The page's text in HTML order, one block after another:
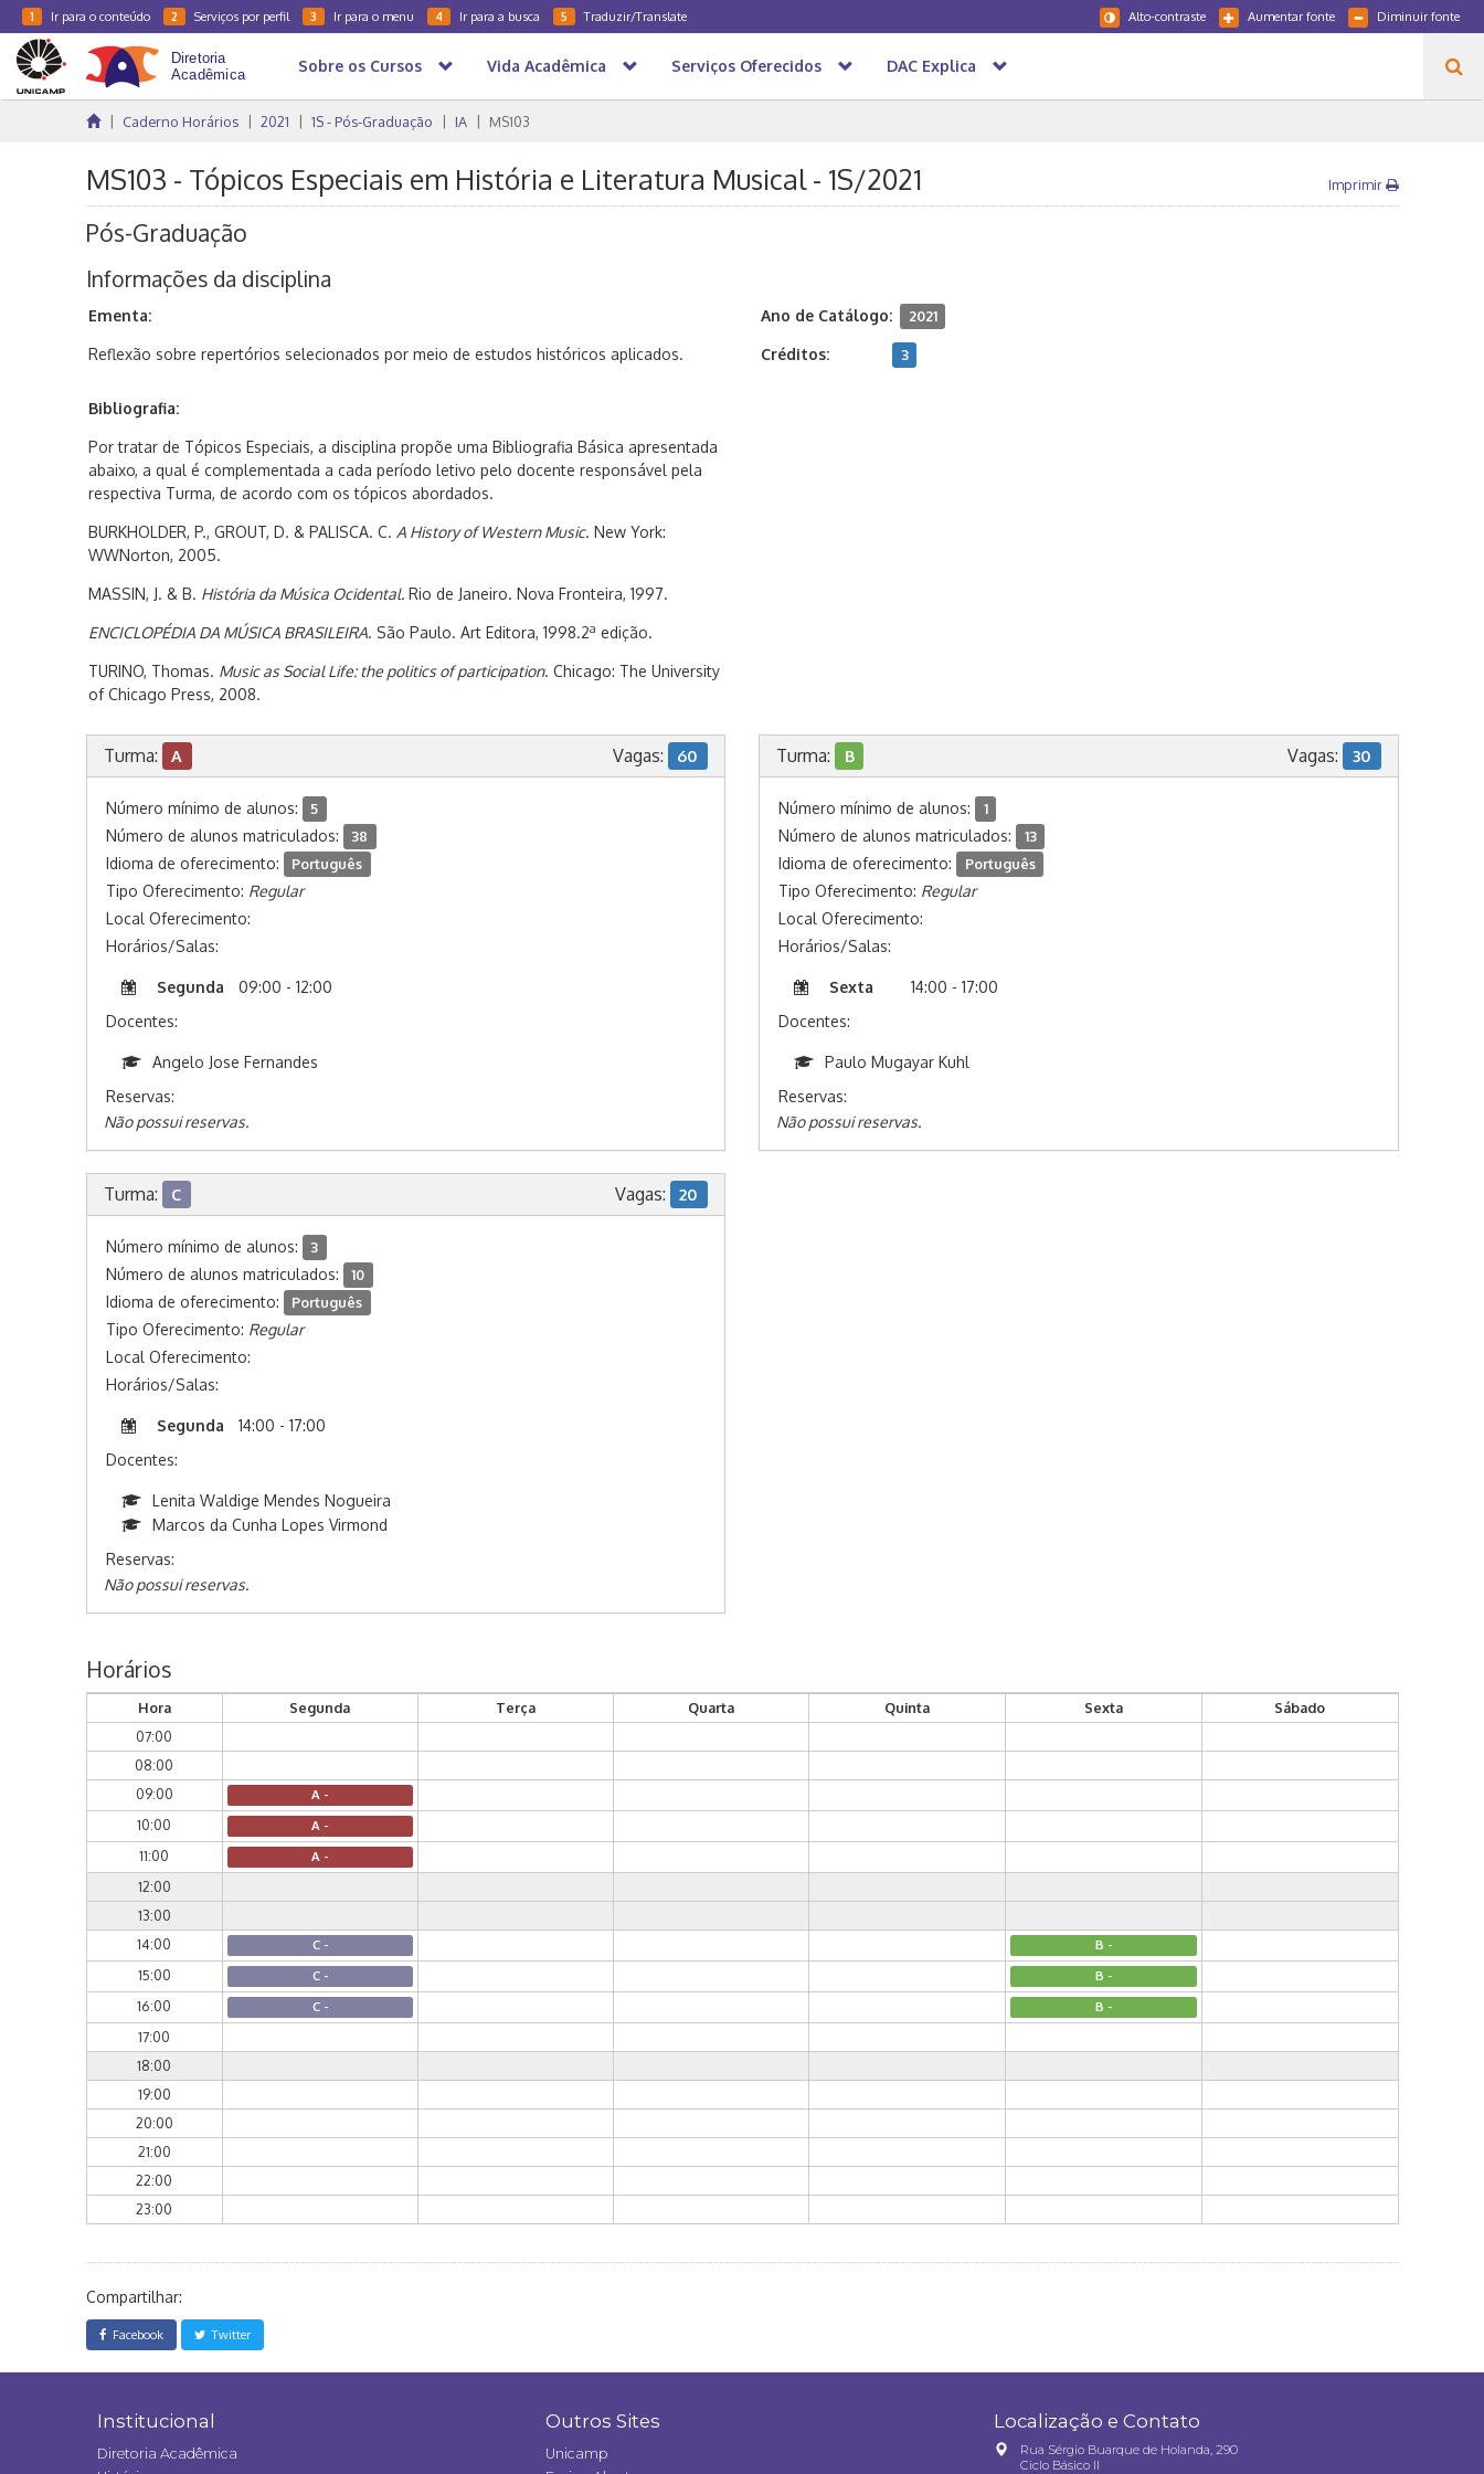
1 Ir para o conteúdo 2 Serviços por perfil 3 Ir para o menu 4 Ir para a busca 5 Traduzir/Translate Diminuir fonte
Aumentar fonte
Alto-contraste
Sobre os Cursos Vida Acadêmica Serviços Oferecidos DAC Explica
Caderno Horários 2021 1S - Pós-Graduação IA MS103
MS103 - Tópicos Especiais em História e Literatura Musical - 1S/2021 Imprimir
Pós-Graduação
Informações da disciplina
Ementa:
Reflexão sobre repertórios selecionados por meio de estudos históricos aplicados.
Bibliografia:
Por tratar de Tópicos Especiais, a disciplina propõe uma Bibliografia Básica apresentada
abaixo, a qual é complementada a cada período letivo pelo docente responsável pela
respectiva Turma, de acordo com os tópicos abordados.
BURKHOLDER, P., GROUT, D. & PALISCA. C. A History of Western Music. New York:
WWNorton, 2005.
MASSIN, J. & B. História da Música Ocidental.Rio de Janeiro. Nova Fronteira, 1997.
ENCICLOPÉDIA DA MÚSICA BRASILEIRA. São Paulo. Art Editora, 1998.2a edição.
TURINO, Thomas. Music as Social Life: the politics of participation. Chicago: The University
of Chicago Press, 2008.
Ano de Catálogo: 2021
Créditos: 3
Turma: A Vagas: 60
Número mínimo de alunos: 5
Número de alunos matriculados: 38
Idioma de oferecimento: Português
Tipo Oferecimento: Regular
Local Oferecimento:
Horários/Salas:
Segunda
09:00 - 12:00
Docentes:
Angelo Jose Fernandes
Reservas:
Não possui reservas.
Turma: B Vagas: 30
Número mínimo de alunos: 1
Número de alunos matriculados: 13
Idioma de oferecimento: Português
Tipo Oferecimento: Regular
Local Oferecimento:
Horários/Salas:
Sexta
14:00 - 17:00
Docentes:
Paulo Mugayar Kuhl
Reservas:
Não possui reservas.
Turma: C Vagas: 20
Número mínimo de alunos: 3
Número de alunos matriculados: 10
Idioma de oferecimento: Português
Tipo Oferecimento: Regular
Local Oferecimento:
Horários/Salas:
Segunda
14:00 - 17:00
Docentes:
Lenita Waldige Mendes Nogueira
Marcos da Cunha Lopes Virmond
Reservas:
Não possui reservas.
Horários
Hora Segunda Terça Quarta Quinta Sexta
Sábado
07:00
08:00
09:00
A -
10:00 A -
11:00 A -
12:00
13:00
14:00
C - B -
15:00 C - B -
16:00 C - B -
17:00
18:00
19:00
20:00
21:00
22:00
23:00
Compartilhar:
Facebook Twitter
Institucional
Diretoria Acadêmica
Outros Sites
Unicamp
Localização e Contato
Rua Sérgio Buarque de Holanda, 290
Ciclo Básico II